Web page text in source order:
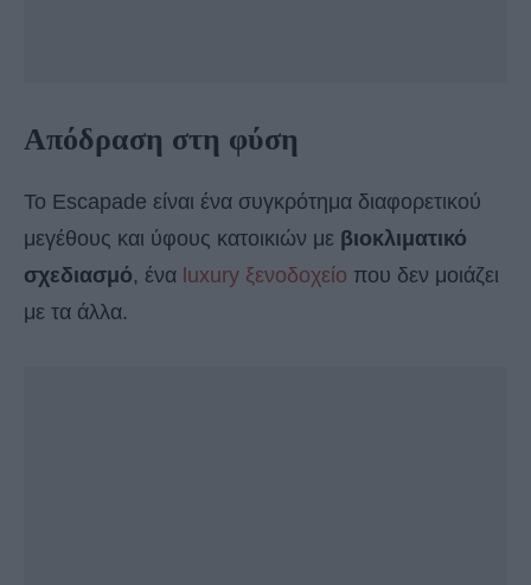
Απόδραση στη φύση
Το Escapade είναι ένα συγκρότημα διαφορετικού
μεγέθους και ύφους κατοικιών με βιοκλιματικό
σχεδιασμό, ένα luxury ξενοδοχείο που δεν μοιάζει
με τα άλλα.